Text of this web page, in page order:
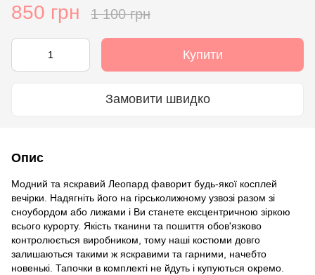
850 грн 1 100 грн
Купити
Замовити швидко
Опис
Модний та яскравий Леопард фаворит будь-якої косплей
вечірки. Надягніть його на гірськолижному узвозі разом зі
сноубордом або лижами і Ви станете ексцентричною зіркою
всього курорту. Якість тканини та пошиття обов'язково
контролюється виробником, тому наші костюми довго
залишаються такими ж яскравими та гарними, начебто
новенькі. Тапочки в комплекті не йдуть і купуються окремо.